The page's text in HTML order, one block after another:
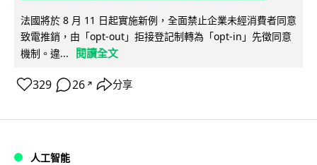
法國將於 8 月 11 日起實施新例，全面禁止企業未經消費者同意
致電推銷，由「opt-out」拒接登記制轉為「opt-in」先徵同意
機制。違...
閱讀全文
329 26 ↗ 分享
人工智能